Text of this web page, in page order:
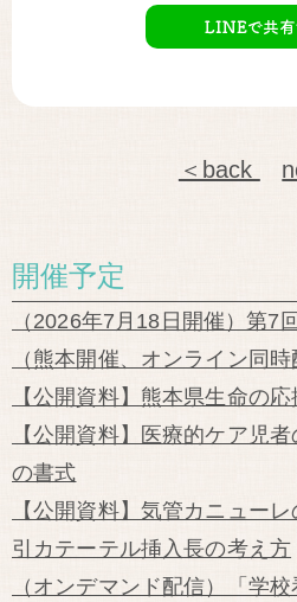
＜back
開催予定
（2026年7月18日開催）第7
（熊本開催、オンライン同
【公開資料】熊本県生命の応
【公開資料】医療的ケア児
の書式
【公開資料】気管カニュー
引カテーテル挿入長の考え方
（オンデマンド配信）「学